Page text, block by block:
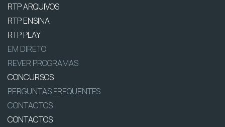
RTP ARQUIVOS
RTP ENSINA
RTP PLAY
EM DIRETO
REVER PROGRAMAS
CONCURSOS
PERGUNTAS FREQUENTES
CONTACTOS
CONTACTOS